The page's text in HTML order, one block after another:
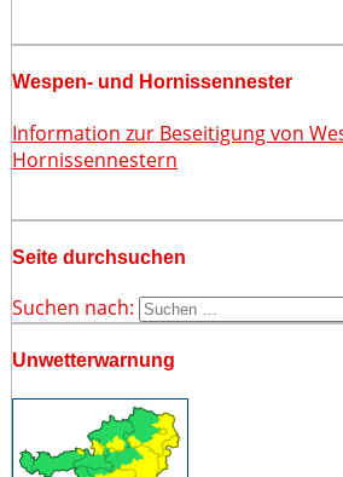
Wespen- und Hornissennester
Information zur Beseitigung von
Hornissennestern
Seite durchsuchen
Suchen nach:
Unwetterwarnung